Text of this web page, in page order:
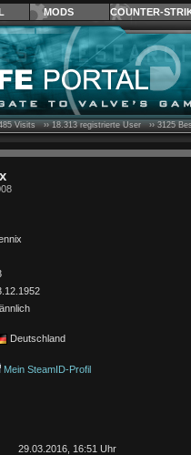
MODS COUNTER-
Visits ››18.313registrierte User ››3125
Deutschland
Mein SteamID-Profil
29.03.2016, 16:51 Uhr